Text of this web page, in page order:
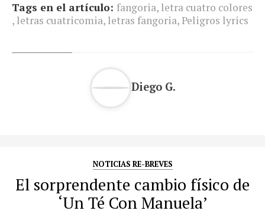
Tags en el artículo: fangoria, letra cuatro colores
, letras cuatricomia, letras fangoria,Peligros lyrics
Diego G.
NOTICIAS RE-BREVES
El sorprendente cambio físico de
‘Un Té Con Manuela’